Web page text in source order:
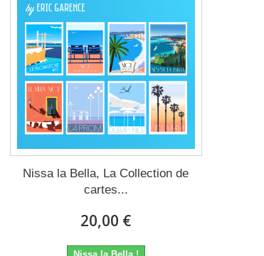
Nissa la Bella, La Collection de
cartes...
20,00 €